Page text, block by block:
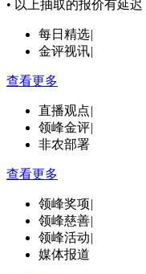
• 以上抽取的报价有延
每日精选|
金评视讯|
查看更多
直播观点|
领峰金评|
非农部署
查看更多
领峰奖项|
领峰慈善|
领峰活动|
媒体报道